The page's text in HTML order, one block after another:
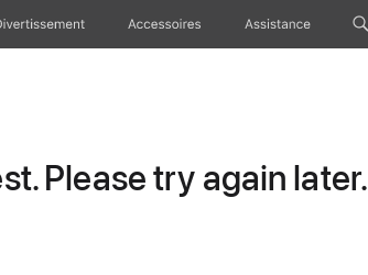
Accessoires Assistance
Please try again later.